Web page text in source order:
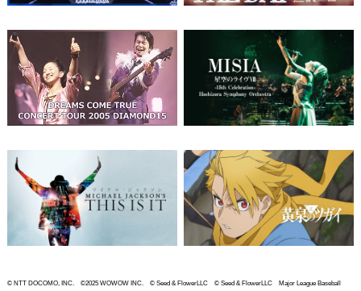
© NTT DOCOMO, INC. ©2025 WOWOW INC. © Seed & FlowerLLC © Seed & FlowerLLC Major League Baseball